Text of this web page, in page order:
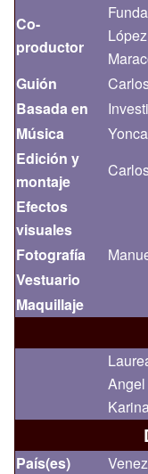
Co-
productor
Guión
Basada en
Música
Edición y
montaje
Efectos
visuales
Fotografía
Vestuario
Maquillaje
País(es)